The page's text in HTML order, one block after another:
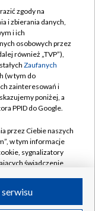
zgody na
i zbierania danych,
i ich
osobowych przez
również „TVP”),
Zaufanych
(w tym do
zainteresowań i
poniżej, a
PPID do Google.
przez Ciebie naszych
w tym informacje
sygnalizatory
świadczenie